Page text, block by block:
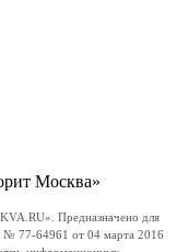
Москва»
Предназначено для
№ 77-64961 от 04 марта 2016